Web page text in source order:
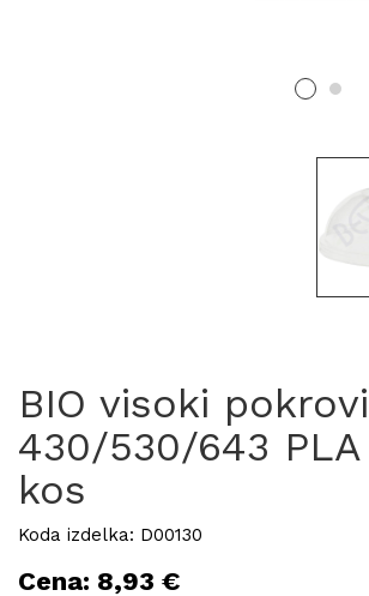
BIO visoki
430/530/643
kos
Koda izdelka: D00130
Cena: 8,93 €